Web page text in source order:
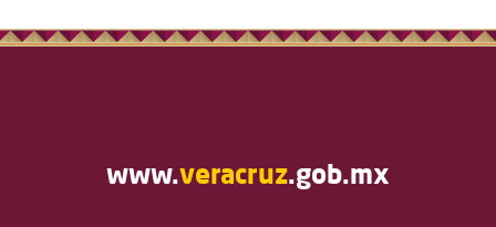
www.veracruz.gob.mx